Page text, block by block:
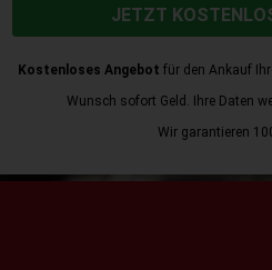
JETZT
Kostenloses Angebot für den Ankauf
Wunsch sofort Geld. Ihre Daten
Wir garantieren